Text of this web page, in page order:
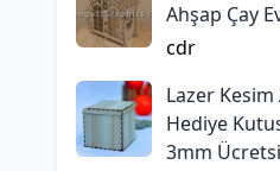
Ahşap Çay
cdr
Lazer Kesim
Hediye
3mm